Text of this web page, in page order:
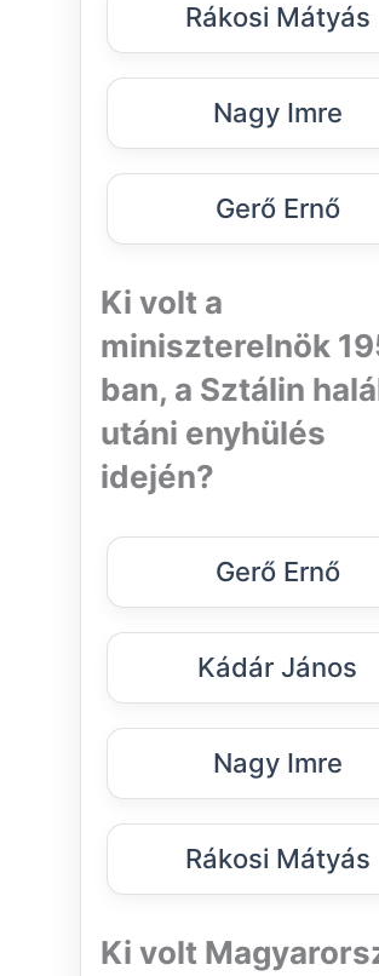
Rákosi Mátyás
Nagy Imre
Gerő Ernő
Ki volt a
miniszterelnök
ban, a Sztálin
utáni enyhülés
idején?
Gerő Ernő
Kádár János
Nagy Imre
Rákosi Mátyás
Ki volt